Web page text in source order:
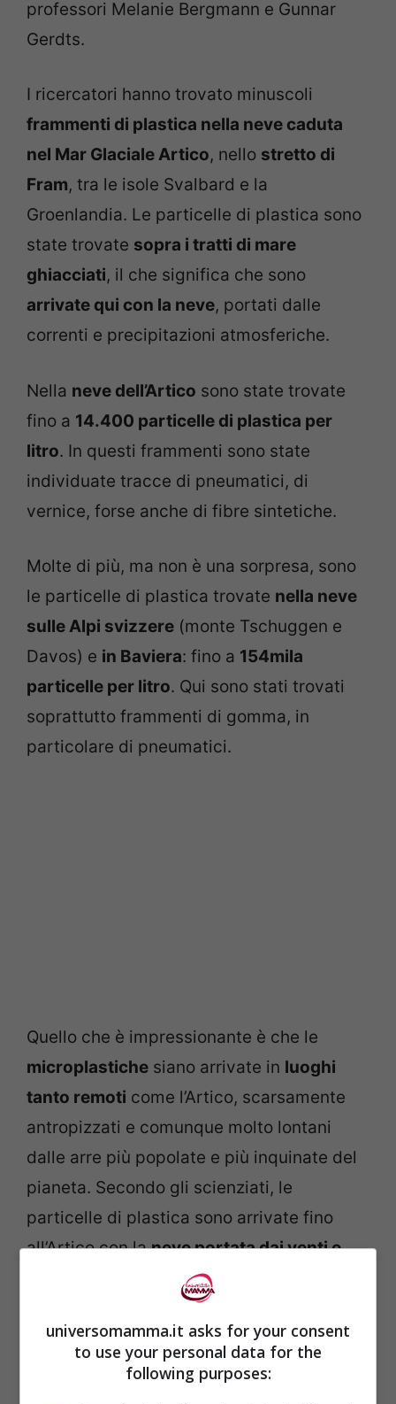
professori Melanie Bergmann e Gunnar
Gerdts.
I ricercatori hanno trovato minuscoli
frammenti di plastica nella neve caduta
nel Mar Glaciale Artico, nello stretto di
Fram, tra le isole Svalbard e la
Groenlandia. Le particelle di plastica sono
state trovate sopra i tratti di mare
ghiacciati, il che significa che sono
arrivate qui con la neve, portati dalle
correnti e precipitazioni atmosferiche.
Nella neve dell’Artico sono state trovate
fino a 14.400 particelle di plastica per
litro. In questi frammenti sono state
individuate tracce di pneumatici, di
vernice, forse anche di fibre sintetiche.
Molte di più, ma non è una sorpresa, sono
le particelle di plastica trovate nella neve
sulle Alpi svizzere (monte Tschuggen e
Davos) e in Baviera: fino a 154mila
particelle per litro. Qui sono stati trovati
soprattutto frammenti di gomma, in
particolare di pneumatici.
Quello che è impressionante è che le
microplastiche siano arrivate in luoghi
tanto remoti come l’Artico, scarsamente
antropizzati e comunque molto lontani
dalle arre più popolate e più inquinate del
pianeta. Secondo gli scienziati, le
particelle di plastica sono arrivate fino
all’Artico con laneve portata dai venti e
dalle precipitazioni atmosferiche
se ancora non è chiaro da dove
provengano come siano arrivate sull’Artico.
Secondo i ricercatori dell’Alfred Wegener
universomamma.it asks for your consent
to use your personal data for the
following purposes: